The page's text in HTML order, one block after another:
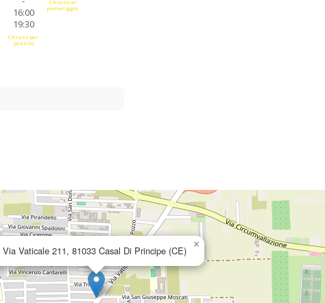
16:00
19:30
Chiuso per
pranzo
Chiuso al
pomeriggio
Via Vaticale 211, 81033 Casal Di Principe (CE) ×